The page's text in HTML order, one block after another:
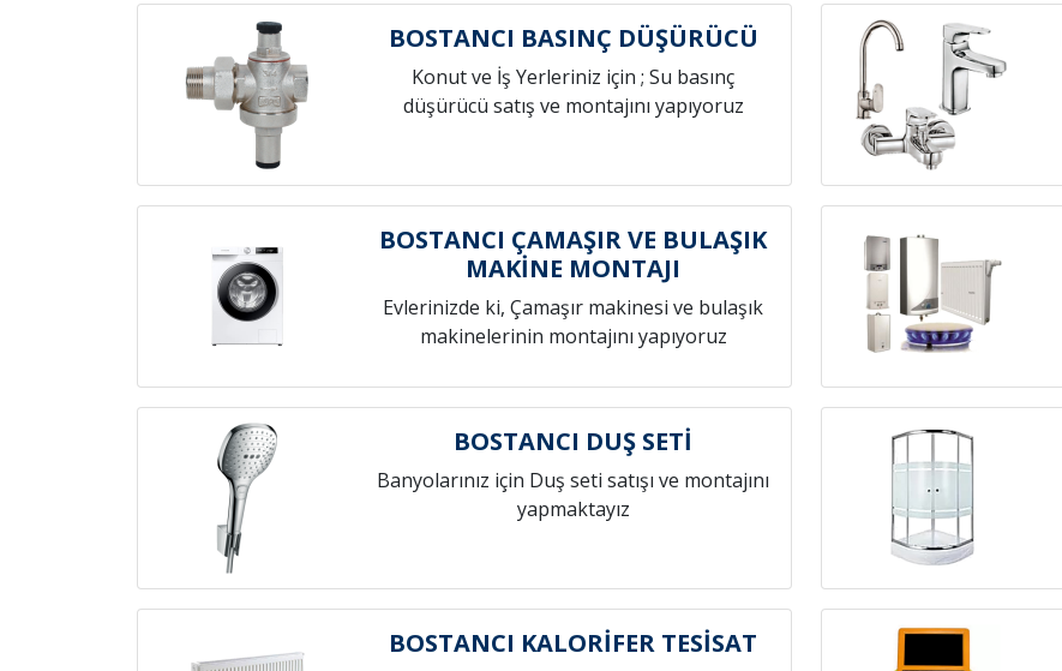
BOSTANCI BASINÇ DÜŞÜRÜCÜ
Konut ve İş Yerleriniz için ; Su basınç
düşürücü satış ve montajını yapıyoruz
BOSTANCI ÇAMAŞIR VE BULAŞIK
MAKİNE MONTAJI
Evlerinizde ki, Çamaşır makinesi ve bulaşık
makinelerinin montajını yapıyoruz
BOSTANCI DUŞ SETİ
Banyolarınız için Duş seti satışı ve montajını
yapmaktayız
BOSTANCI KALORİFER TESİSAT